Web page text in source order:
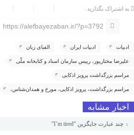
به اشتراک بگذارید :
https://alefbayezaban.ir/?p=3792
ادبیات ادبیات ایران الفبای زبان
علیرضا مختارپور، رییس سازمان اسناد و کتابخانه ملّی
مراسم بزرگداشت پرویز اذکایی
مراسم بزرگداشت، پرویز اذکایی، مورخ و همدان‌شناس،
اخبار مشابه
چند عبارت جایگزین “I’m tired”